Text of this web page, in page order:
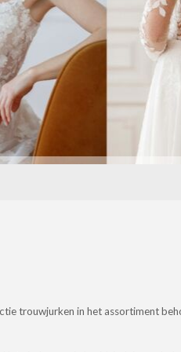
trouwjurken in het assortiment